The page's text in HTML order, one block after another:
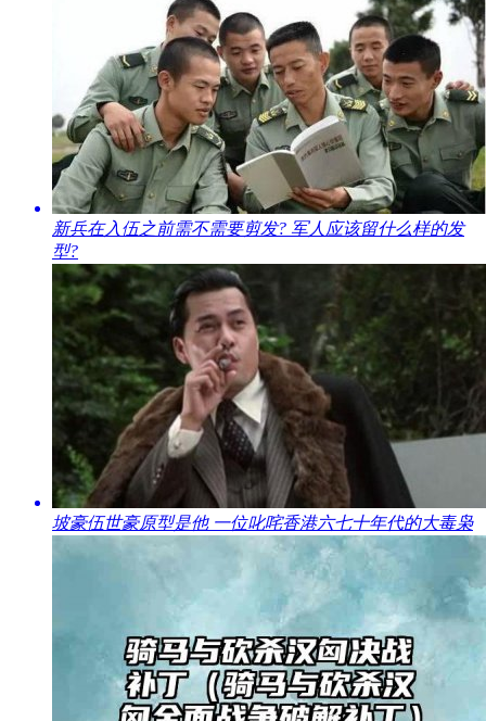
​新兵在入伍之前需不需要剪发? 军人应该留什么样的发
型?
坡豪伍世豪原型是他 一位叱咤香港六七十年代的大毒枭